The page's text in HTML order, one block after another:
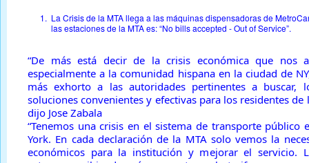
1. La Crisis de la MTA llega a las máquinas dispensadoras de
las estaciones de la MTA es: “No bills accepted - Out of Service”.
“De más está decir de la crisis económica que nos
especialmente a la comunidad hispana en la ciudad de
más exhorto a las autoridades pertinentes a buscar,
soluciones convenientes y efectivas para los residentes de
dijo Jose Zabala
“Tenemos una crisis en el sistema de transporte público
York. En cada declaración de la MTA solo vemos la
económicos para la institución y mejorar el servicio.